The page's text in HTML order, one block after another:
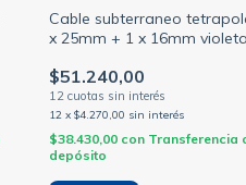
Cable subterraneo
x 25mm + 1 x 16mm violeta
$51.240,00
12 x $4.270,00 sin interés
$38.430,00 con Transferencia
depósito